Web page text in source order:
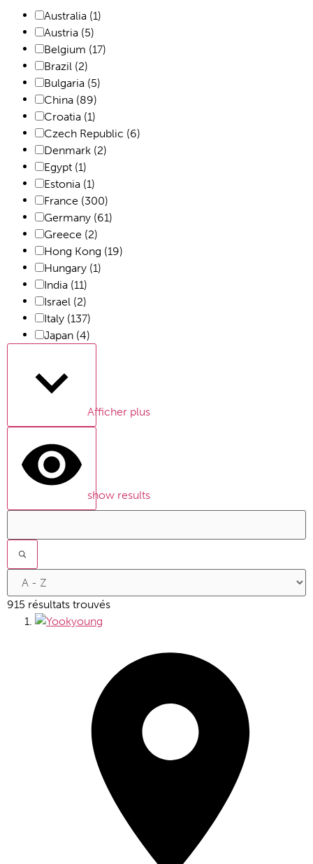
Australia (1)
Austria (5)
Belgium (17)
Brazil (2)
Bulgaria (5)
China (89)
Croatia (1)
Czech Republic (6)
Denmark (2)
Egypt (1)
Estonia (1)
France (300)
Germany (61)
Greece (2)
Hong Kong (19)
Hungary (1)
India (11)
Israel (2)
Italy (137)
Japan (4)
Afficher plus
show results
915 résultats trouvés